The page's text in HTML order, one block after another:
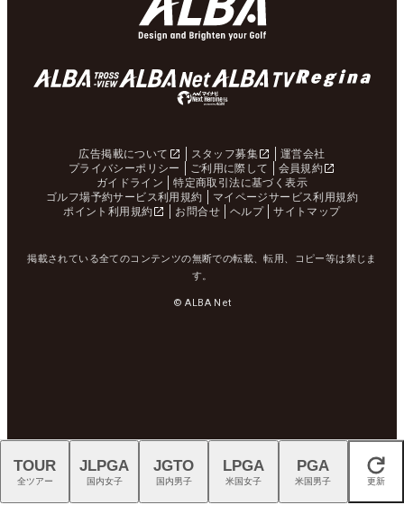
広告掲載について スタッフ募集
運営会社
プライバシーポリシー
ご利用に際して
会員規約
ガイドライン
特定商取引法に基づく表示
ゴルフ場予約サービス利用規約
マイページサービス利用規約
ポイント利用規約
お問合せ ヘルプ サイトマップ
掲載されている全てのコンテンツの無断での転載、転用、コピー等は禁じま
す。
© ALBA Net
閉じる
TOUR
全ツアー
JLPGA
国内女子
JGTO
国内男子
LPGA
米国女子
PGA
米国男子 更新